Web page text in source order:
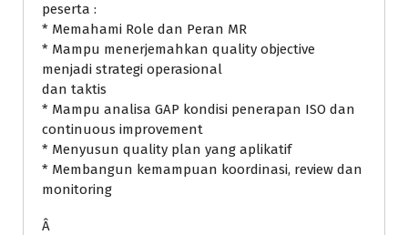
peserta :
* Memahami Role dan Peran MR
* Mampu menerjemahkan quality objective
menjadi strategi operasional
dan taktis
* Mampu analisa GAP kondisi penerapan ISO dan
continuous improvement
* Menyusun quality plan yang aplikatif
* Membangun kemampuan koordinasi, review dan
monitoring
Â